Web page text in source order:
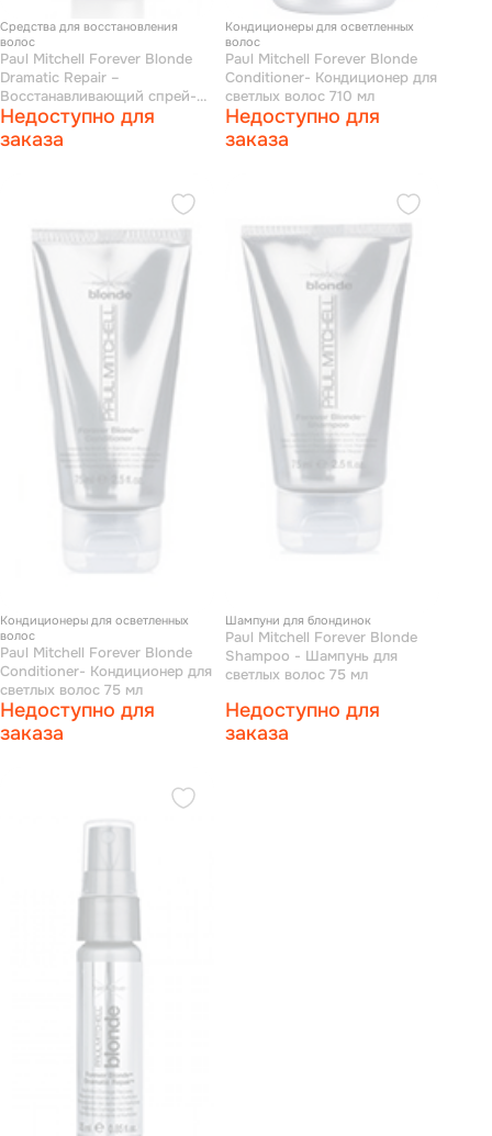
Средства для восстановления
волос
Paul Mitchell Forever Blonde
Dramatic Repair –
Восстанавливающий спрей-
кондиционер 150 мл
Недоступно для
заказа
Кондиционеры для осветленных
волос
Paul Mitchell Forever Blonde
Conditioner- Кондиционер для
светлых волос 710 мл
Недоступно для
заказа
Кондиционеры для осветленных
волос
Paul Mitchell Forever Blonde
Conditioner- Кондиционер для
светлых волос 75 мл
Недоступно для
заказа
Шампуни для блондинок
Paul Mitchell Forever Blonde
Shampoo - Шампунь для
светлых волос 75 мл
Недоступно для
заказа